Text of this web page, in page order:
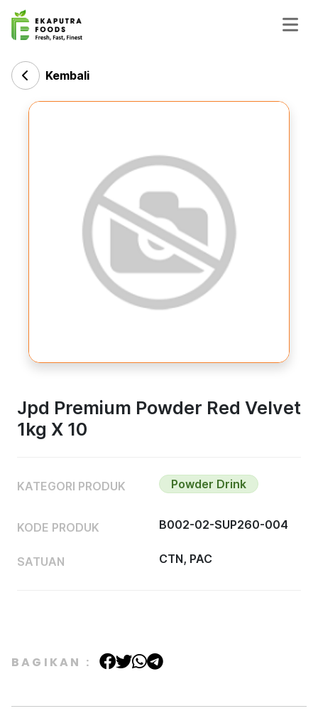
Kembali
Jpd Premium Powder Red Velvet
1kg X 10
KATEGORI PRODUK Powder Drink
KODE PRODUK B002-02-SUP260-004
SATUAN CTN, PAC
BAGIKAN :